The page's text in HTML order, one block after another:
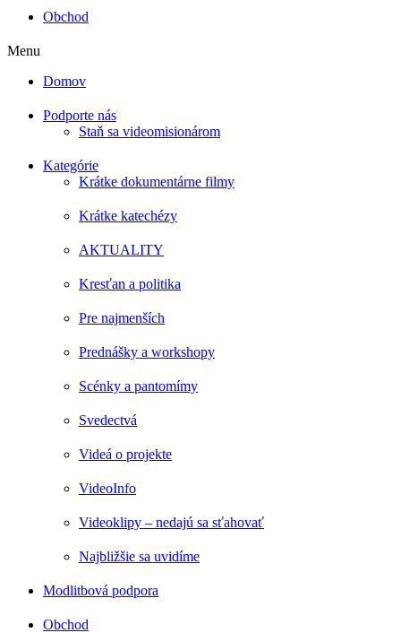
Obchod
Menu
Domov
Podporte nás
Staň sa videomisionárom
Kategórie
Krátke dokumentárne filmy
Krátke katechézy
AKTUALITY
Kresťan a politika
Pre najmenších
Prednášky a workshopy
Scénky a pantomímy
Svedectvá
Videá o projekte
VideoInfo
Videoklipy – nedajú sa sťahovať
Najbližšie sa uvidíme
Modlitbová podpora
Obchod